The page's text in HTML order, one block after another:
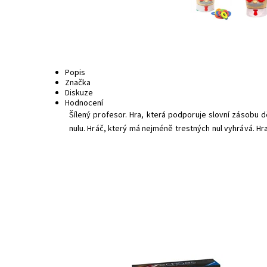
Popis
Značka
Diskuze
Hodnocení
Šílený profesor. Hra, která podporuje slovní zásobu
nulu. Hráč, který má nejméně trestných nul vyhrává.